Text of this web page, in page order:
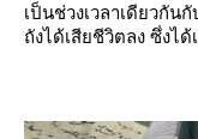
เป็นช่วงเวลาเดียวกั
ถังได้เสียชีวิตลง ซึ่งได้